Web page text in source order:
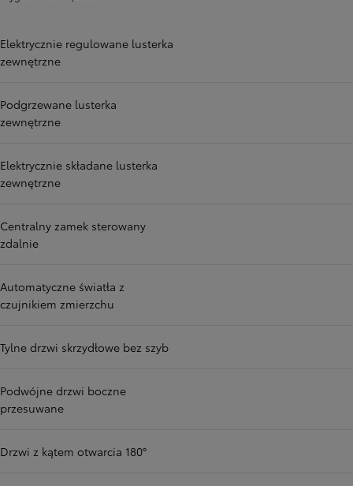
Elektrycznie regulowane lusterka
zewnętrzne
Podgrzewane lusterka
zewnętrzne
Elektrycznie składane lusterka
zewnętrzne
Centralny zamek sterowany
zdalnie
Automatyczne światła z
czujnikiem zmierzchu
Tylne drzwi skrzydłowe bez szyb
Podwójne drzwi boczne
przesuwane
Drzwi z kątem otwarcia 180°